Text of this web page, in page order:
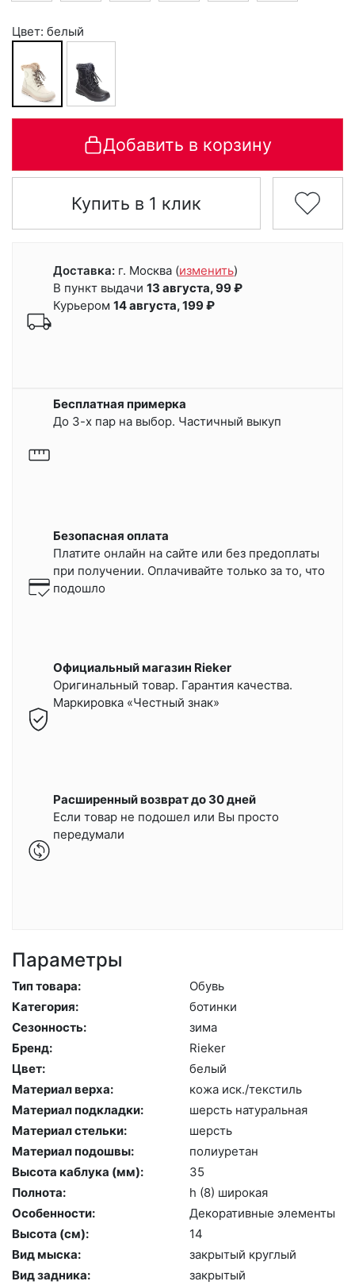
Цвет: белый
Добавить в корзину
Купить в 1 клик
Доставка: г. Москва (изменить)
В пункт выдачи 13 августа, 99 ₽
Курьером 14 августа, 199 ₽
Бесплатная примерка
До 3-х пар на выбор. Частичный выкуп
Безопасная оплата
Платите онлайн на сайте или без предоплаты
при получении. Оплачивайте только за то, что
подошло
Официальный магазин Rieker
Оригинальный товар. Гарантия качества.
Маркировка «Честный знак»
Расширенный возврат до 30 дней
Если товар не подошел или Вы просто
передумали
Параметры
Тип товара:
Обувь
Категория:
бо­тин­ки
Сезонность:
зи­ма
Бренд:
Ri­eker
Цвет:
бе­лый
Материал верха:
ко­жа иск./текс­тиль
Материал подкладки:
шерсть на­тураль­ная
Материал стельки:
шерсть
Материал подошвы:
по­ли­уре­тан
Высота каблука (мм):
35
Полнота:
h (8) ши­рокая
Особенности:
Де­кора­тив­ные эле­мен­ты
Высота (cм):
14
Вид мыска:
зак­ры­тый круг­лый
Вид задника:
зак­ры­тый